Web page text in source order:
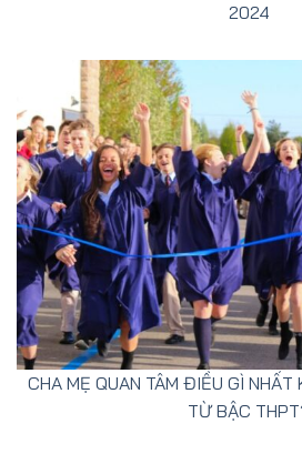
2024
CHA MẸ QUAN TÂM ĐIỀU GÌ NHẤT
TỪ BẬC